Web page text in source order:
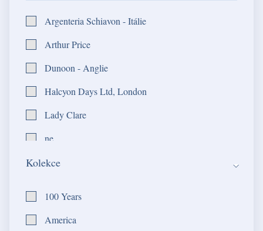
Argenteria Schiavon - Itálie
Arthur Price
Dunoon - Anglie
Halcyon Days Ltd, London
Lady Clare
ne
Portmeirion - Anglie
Kolekce
100 Years
America